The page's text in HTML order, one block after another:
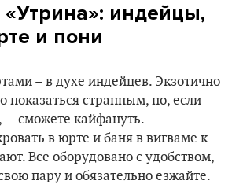
индейцы,
и пони
– в духе индейцев. Экзотично
показаться странным, но, если
— сможете кайфануть.
в юрте и баня в вигваме к
Все оборудовано с удобством,
пару и обязательно езжайте.